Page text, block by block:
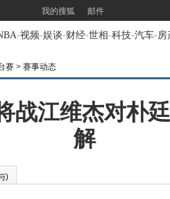
我的搜狐 邮件
-视频-娱谈-财经-世相-科技-汽车-房
赛 > 赛事动态
战江维杰对朴
解
)